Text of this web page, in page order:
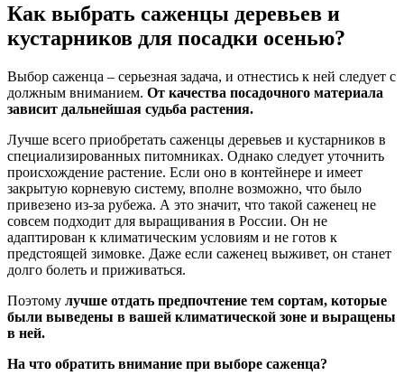
Как выбрать саженцы деревьев и
кустарников для посадки осенью?
Выбор саженца – серьезная задача, и отнестись к ней следует с
должным вниманием. От качества посадочного материала
зависит дальнейшая судьба растения.
Лучше всего приобретать саженцы деревьев и кустарников в
специализированных питомниках. Однако следует уточнить
происхождение растение. Если оно в контейнере и имеет
закрытую корневую систему, вполне возможно, что было
привезено из-за рубежа. А это значит, что такой саженец не
совсем подходит для выращивания в России. Он не
адаптирован к климатическим условиям и не готов к
предстоящей зимовке. Даже если саженец выживет, он станет
долго болеть и приживаться.
Поэтому лучше отдать предпочтение тем сортам, которые
были выведены в вашей климатической зоне и выращены
в ней.
На что обратить внимание при выборе саженца?